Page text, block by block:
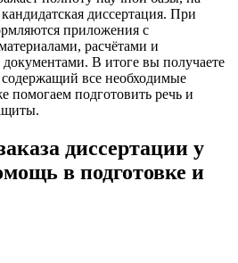
диссертация. При
приложения с
расчётами и
В итоге вы получаете
все необходимые
помогаем подготовить речь и
диссертации у
в подготовке и